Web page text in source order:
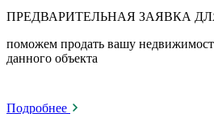
ПРЕДВАРИТЕЛЬНАЯ ЗАЯВКА
поможем продать вашу
данного объекта
Подробнее